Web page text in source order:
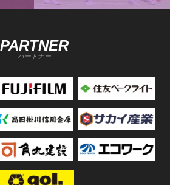
PARTNER
パートナー